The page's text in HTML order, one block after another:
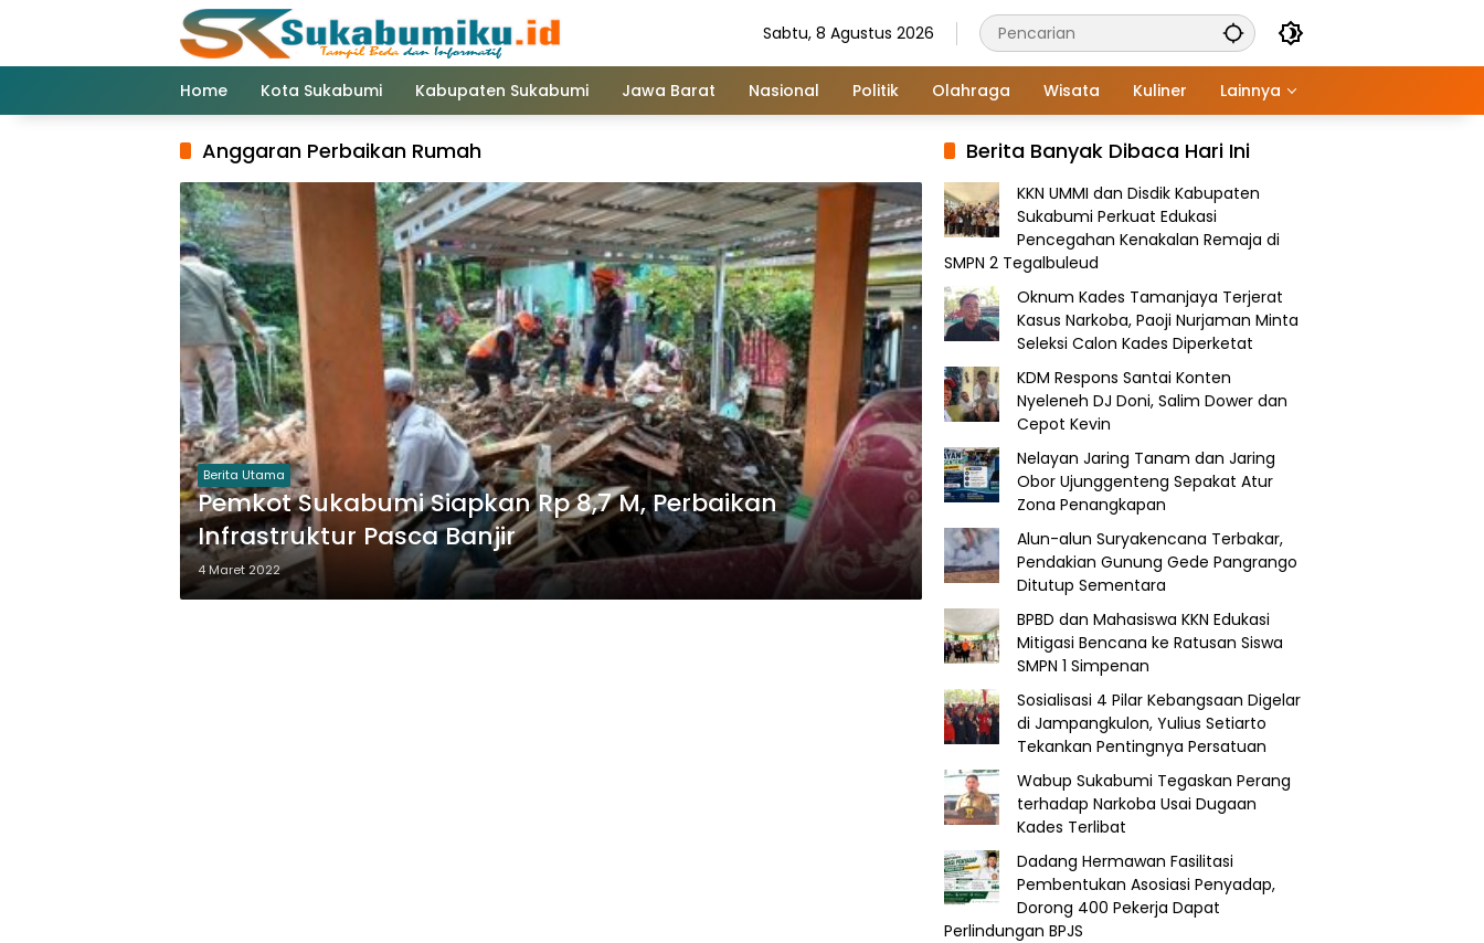
Sabtu, 8 Agustus 2026
Home Kota Sukabumi Kabupaten Sukabumi Jawa Barat Nasional Politik Olahraga Wisata Kuliner Lainnya
Anggaran Perbaikan Rumah
Berita Utama
Pemkot Sukabumi Siapkan Rp 8,7 M, Perbaikan
Infrastruktur Pasca Banjir
4 Maret 2022
Berita Banyak Dibaca Hari Ini
KKN UMMI dan Disdik Kabupaten
Sukabumi Perkuat Edukasi
Pencegahan Kenakalan Remaja di
SMPN 2 Tegalbuleud
Oknum Kades Tamanjaya Terjerat
Kasus Narkoba, Paoji Nurjaman Minta
Seleksi Calon Kades Diperketat
KDM Respons Santai Konten
Nyeleneh DJ Doni, Salim Dower dan
Cepot Kevin
Nelayan Jaring Tanam dan Jaring
Obor Ujunggenteng Sepakat Atur
Zona Penangkapan
Alun-alun Suryakencana Terbakar,
Pendakian Gunung Gede Pangrango
Ditutup Sementara
BPBD dan Mahasiswa KKN Edukasi
Mitigasi Bencana ke Ratusan Siswa
SMPN 1 Simpenan
Sosialisasi 4 Pilar Kebangsaan Digelar
di Jampangkulon, Yulius Setiarto
Tekankan Pentingnya Persatuan
Wabup Sukabumi Tegaskan Perang
terhadap Narkoba Usai Dugaan
Kades Terlibat
Dadang Hermawan Fasilitasi
Pembentukan Asosiasi Penyadap,
Dorong 400 Pekerja Dapat
Perlindungan BPJS